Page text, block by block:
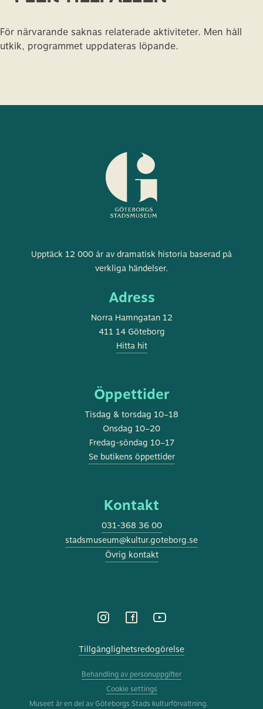
För närvarande saknas relaterade aktiviteter. Men håll
utkik, programmet uppdateras löpande.
Göteborgs
stadsmuseum
Upptäck 12 000 år av dramatisk historia baserad på
verkliga händelser.
Adress
Norra Hamngatan 12
411 14 Göteborg
Hitta hit
Öppettider
Tisdag & torsdag 10–18
Onsdag 10–20
Fredag-söndag 10–17
Se butikens öppettider
Kontakt
031-368 36 00
stadsmuseum@kultur.goteborg.se
Övrig kontakt
Tillgänglighetsredogörelse
Behandling av personuppgifter
Cookie settings
Museet är en del av Göteborgs Stads kulturförvaltning.